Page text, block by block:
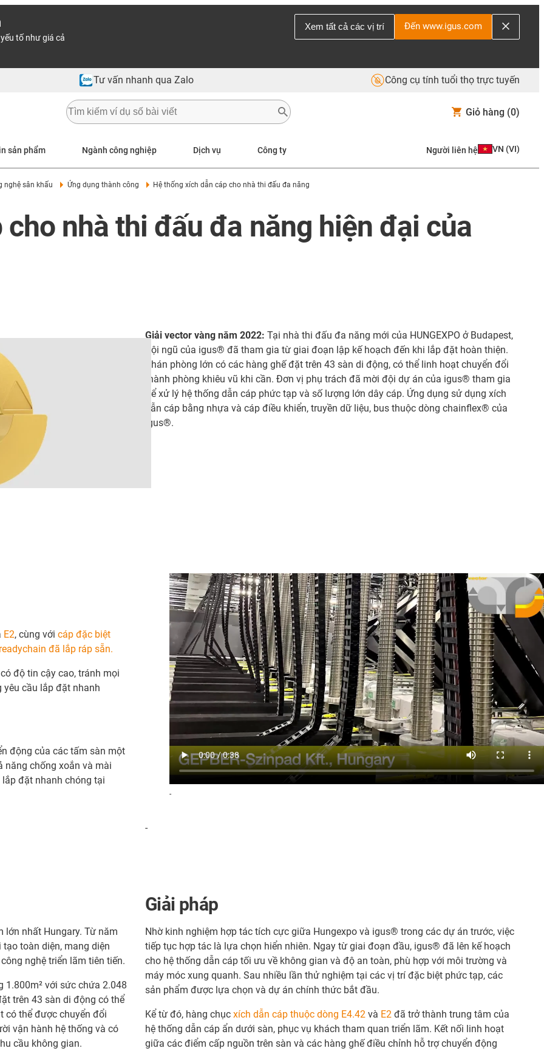
tố như giá cả
Xem tất cả các vị trí Đến www.igus.com
Tư vấn nhanh qua Zalo Công cụ tính tuổi thọ trực tuyến
Giỏ hàng (0)
sản phẩm Ngành công nghiệp Dịch vụ Công ty Người liên hệ VN (VI)
nghệ sân khấu Ứng dụng thành công Hệ thống xích dẫn cáp cho nhà thi đấu đa năng
nhà thi đấu đa năng hiện đại của
Giải vector vàng năm 2022: Tại nhà thi đấu đa năng mới của HUNGEXPO ở Budapest,
đội ngũ của igus® đã tham gia từ giai đoạn lập kế hoạch đến khi lắp đặt hoàn thiện.
Khán phòng lớn có các hàng ghế đặt trên 43 sàn di động, có thể linh hoạt chuyển đổi
thành phòng khiêu vũ khi cần. Đơn vị phụ trách đã mời đội dự án của igus® tham gia
để xử lý hệ thống dẫn cáp phức tạp và số lượng lớn dây cáp. Ứng dụng sử dụng xích
dẫn cáp bằng nhựa và cáp điều khiển, truyền dữ liệu, bus thuộc dòng chainflex® của
igus®.
E2, cùng với cáp đặc biệt
đã lắp ráp sẵn.
độ tin cậy cao, tránh mọi
cầu lắp đặt nhanh
động của các tấm sàn một
năng chống xoắn và mài
đặt nhanh chóng tại
-
-
lớn nhất Hungary. Từ năm
toàn diện, mang diện
nghệ triển lãm tiên tiến.
1.800m² với sức chứa 2.048
trên 43 sàn di động có thể
có thể được chuyển đổi
vận hành hệ thống và có
cầu không gian.
Giải pháp
Nhờ kinh nghiệm hợp tác tích cực giữa Hungexpo và igus® trong các dự án trước, việc
tiếp tục hợp tác là lựa chọn hiển nhiên. Ngay từ giai đoạn đầu, igus® đã lên kế hoạch
cho hệ thống dẫn cáp tối ưu về không gian và độ an toàn, phù hợp với môi trường và
máy móc xung quanh. Sau nhiều lần thử nghiệm tại các vị trí đặc biệt phức tạp, các
sản phẩm được lựa chọn và dự án chính thức bắt đầu.
Kể từ đó, hàng chục xích dẫn cáp thuộc dòng E4.42 và E2 đã trở thành trung tâm của
hệ thống dẫn cáp ẩn dưới sàn, phục vụ khách tham quan triển lãm. Kết nối linh hoạt
giữa các điểm cấp nguồn trên sàn và các hàng ghế điều chỉnh hỗ trợ chuyển động